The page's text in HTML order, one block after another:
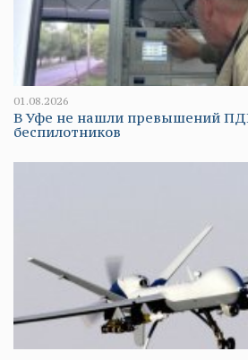
01.08.2026
В Уфе не нашли превышений
беспилотников